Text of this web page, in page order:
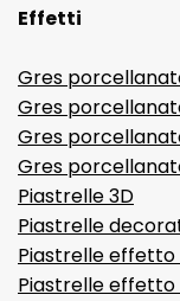
Effetti
Gres
Gres
Gres
Gres
Piastrelle 3D
Piastrelle
Piastrelle
Piastrelle